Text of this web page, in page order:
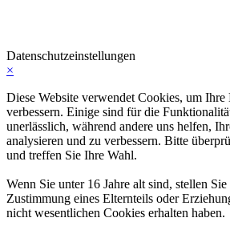
Datenschutzeinstellungen
×
Diese Website verwendet Cookies, um Ihre
verbessern. Einige sind für die
unerlässlich, während andere uns helfen,
analysieren und zu verbessern. Bitte
und treffen Sie Ihre Wahl.
Wenn Sie unter 16 Jahre alt sind, stellen
Zustimmung eines Elternteils oder
nicht wesentlichen Cookies erhalten haben.